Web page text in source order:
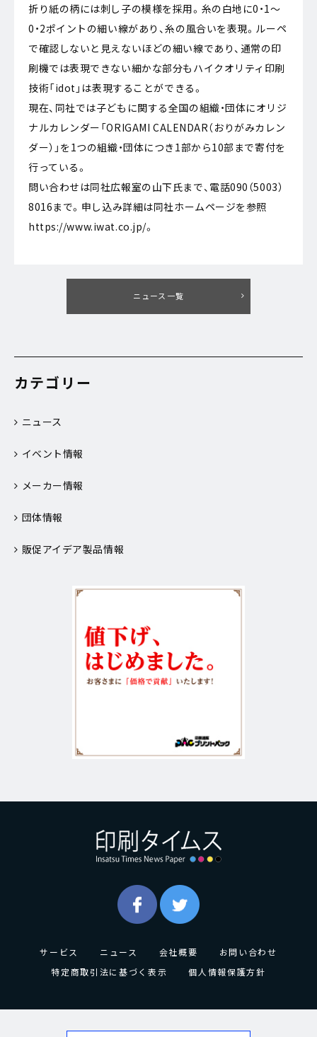
折り紙の柄には刺し子の模様を採用。糸の白地に0・1～
0・2ポイントの細い線があり、糸の風合いを表現。ルーペ
で確認しないと見えないほどの細い線であり、通常の印
刷機では表現できない細かな部分もハイクオリティ印刷
技術「idot」は表現することができる。
現在、同社では子どもに関する全国の組織・団体にオリジ
ナルカレンダー「ORIGAMI CALENDAR（おりがみカレン
ダー）」を1つの組織・団体につき1部から10部まで寄付を
行っている。
問い合わせは同社広報室の山下氏まで、電話090（5003）
8016まで。申し込み詳細は同社ホームページを参照
https://www.iwat.co.jp/。
ニュース一覧
カテゴリー
ニュース
イベント情報
メーカー情報
団体情報
販促アイデア製品情報
サービス ニュース 会社概要
お問い合わせ
特定商取引法に基づく表示
個人情報保護方針